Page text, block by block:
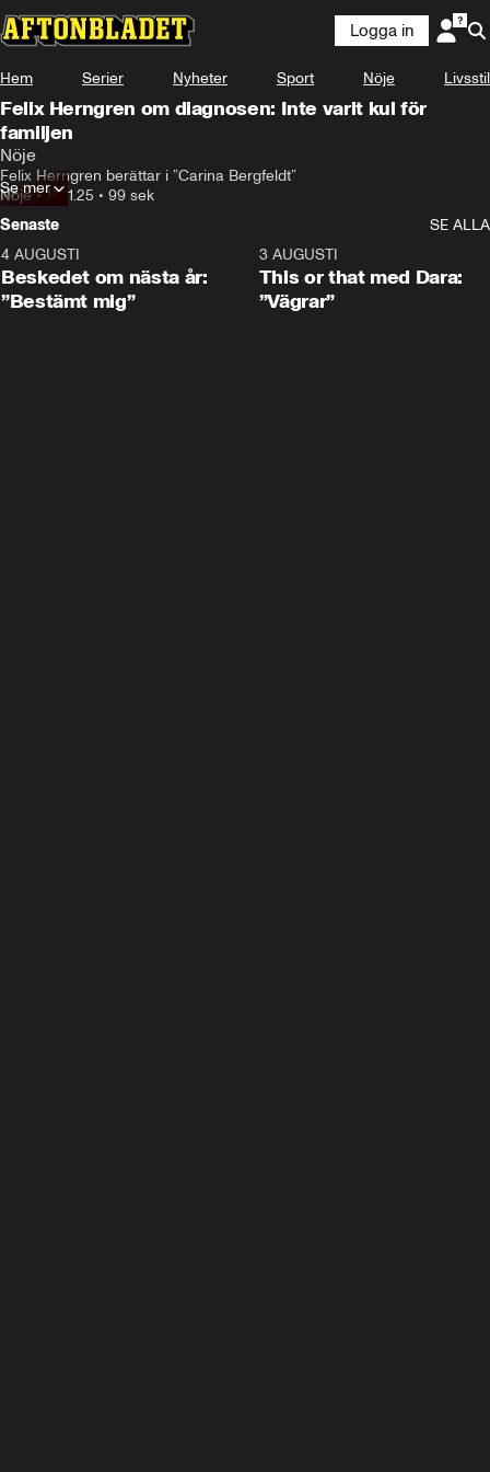
Logga in
Hem Serier Nyheter Sport Nöje Livsstil
Felix Herngren om diagnosen: Inte varit kul för
familjen
Nöje
Felix Herngren berättar i ”Carina Bergfeldt”
Nöje•14.11.25 • 99 sek
Se mer
Senaste
SE ALLA
4 AUGUSTI
Beskedet om nästa år:
”Bestämt mig”
3 AUGUSTI
This or that med Dara:
”Vägrar”